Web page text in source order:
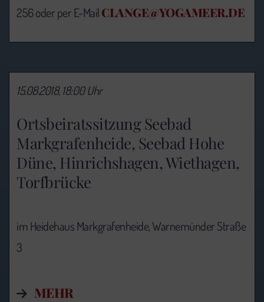
256 oder per E-MailCLANGE@YOGAMEER.DE
Ortsbeiratssitzung Seebad
Markgrafenheide, Seebad Hohe
Düne, Hinrichshagen, Wiethagen,
Torfbrücke
15.08.2018, 18:00 Uhr
im Heidehaus Markgrafenheide, Warnemünder Straße
3
MEHR